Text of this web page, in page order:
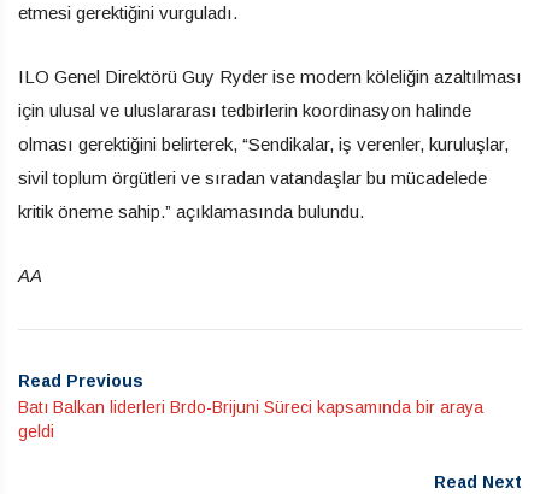
etmesi gerektiğini vurguladı.
ILO Genel Direktörü Guy Ryder ise modern köleliğin azaltılması
için ulusal ve uluslararası tedbirlerin koordinasyon halinde
olması gerektiğini belirterek, “Sendikalar, iş verenler, kuruluşlar,
sivil toplum örgütleri ve sıradan vatandaşlar bu mücadelede
kritik öneme sahip.” açıklamasında bulundu.
AA
Read Previous
Batı Balkan liderleri Brdo-Brijuni Süreci kapsamında bir araya
geldi
Read Next